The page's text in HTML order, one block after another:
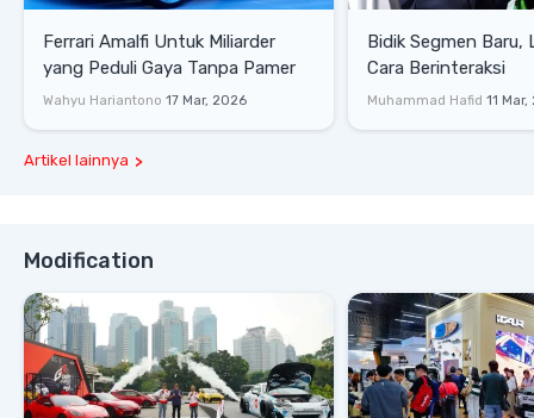
Ferrari Amalfi Untuk Miliarder
yang Peduli Gaya Tanpa Pamer
Wahyu Hariantono 17 Mar, 2026
Bidik Segmen Baru,
Cara Berinteraksi
Muhammad Hafid 11
Artikel lainnya
Modification